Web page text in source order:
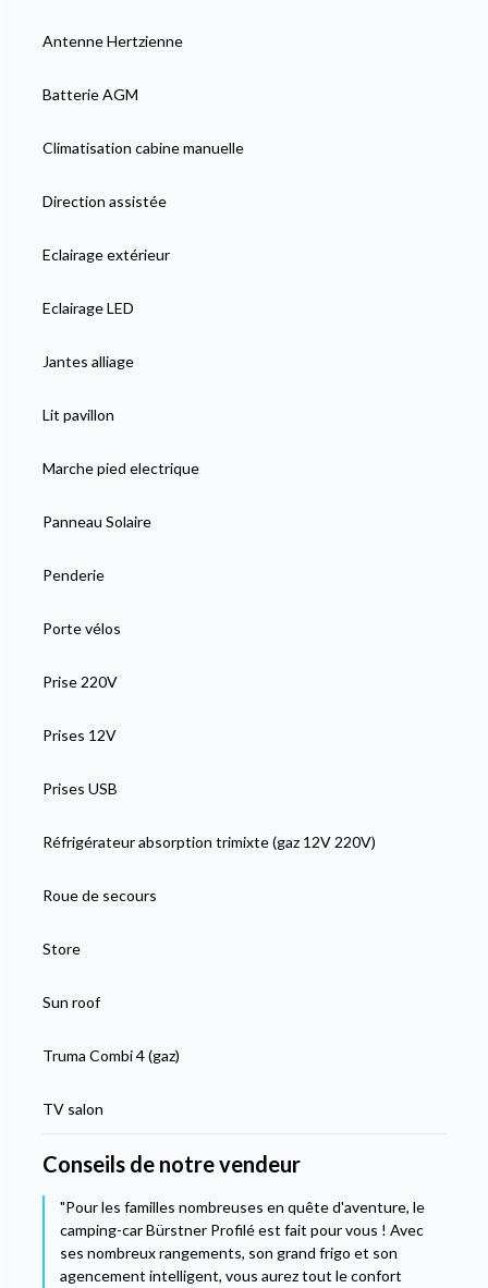
Antenne Hertzienne
Batterie AGM
Climatisation cabine manuelle
Direction assistée
Eclairage extérieur
Eclairage LED
Jantes alliage
Lit pavillon
Marche pied electrique
Panneau Solaire
Penderie
Porte vélos
Prise 220V
Prises 12V
Prises USB
Réfrigérateur absorption trimixte (gaz 12V 220V)
Roue de secours
Store
Sun roof
Truma Combi 4 (gaz)
TV salon
Conseils de notre vendeur
"Pour les familles nombreuses en quête d'aventure, le
camping-car Bürstner Profilé est fait pour vous ! Avec
ses nombreux rangements, son grand frigo et son
agencement intelligent, vous aurez tout le confort